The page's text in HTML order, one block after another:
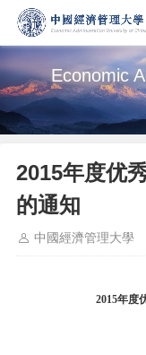
Economic
2015年度优
的通知
中國經濟管理大學
2015年度